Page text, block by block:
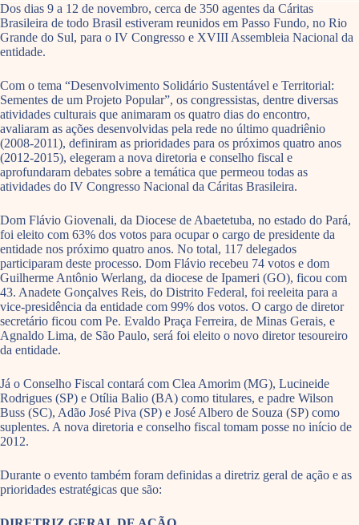
Dos dias 9 a 12 de novembro, cerca de 350 agentes da Cáritas
Brasileira de todo Brasil estiveram reunidos em Passo Fundo, no Rio
Grande do Sul, para o IV Congresso e XVIII Assembleia Nacional da
entidade.
Com o tema “Desenvolvimento Solidário Sustentável e Territorial:
Sementes de um Projeto Popular”, os congressistas, dentre diversas
atividades culturais que animaram os quatro dias do encontro,
avaliaram as ações desenvolvidas pela rede no último quadriênio
(2008-2011), definiram as prioridades para os próximos quatro anos
(2012-2015), elegeram a nova diretoria e conselho fiscal e
aprofundaram debates sobre a temática que permeou todas as
atividades do IV Congresso Nacional da Cáritas Brasileira.
Dom Flávio Giovenali, da Diocese de Abaetetuba, no estado do Pará,
foi eleito com 63% dos votos para ocupar o cargo de presidente da
entidade nos próximo quatro anos. No total, 117 delegados
participaram deste processo. Dom Flávio recebeu 74 votos e dom
Guilherme Antônio Werlang, da diocese de Ipameri (GO), ficou com
43. Anadete Gonçalves Reis, do Distrito Federal, foi reeleita para a
vice-presidência da entidade com 99% dos votos. O cargo de diretor
secretário ficou com Pe. Evaldo Praça Ferreira, de Minas Gerais, e
Agnaldo Lima, de São Paulo, será foi eleito o novo diretor tesoureiro
da entidade.
Já o Conselho Fiscal contará com Clea Amorim (MG), Lucineide
Rodrigues (SP) e Otília Balio (BA) como titulares, e padre Wilson
Buss (SC), Adão José Piva (SP) e José Albero de Souza (SP) como
suplentes. A nova diretoria e conselho fiscal tomam posse no início de
2012.
Durante o evento também foram definidas a diretriz geral de ação e as
prioridades estratégicas que são: